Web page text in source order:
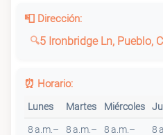
📮 Dirección:
5 Ironbridge Ln, Pueblo,
⏰ Horario:
Lunes Martes Miércoles
8 a.m.–
8 a.m.–
8 a.m.–
8